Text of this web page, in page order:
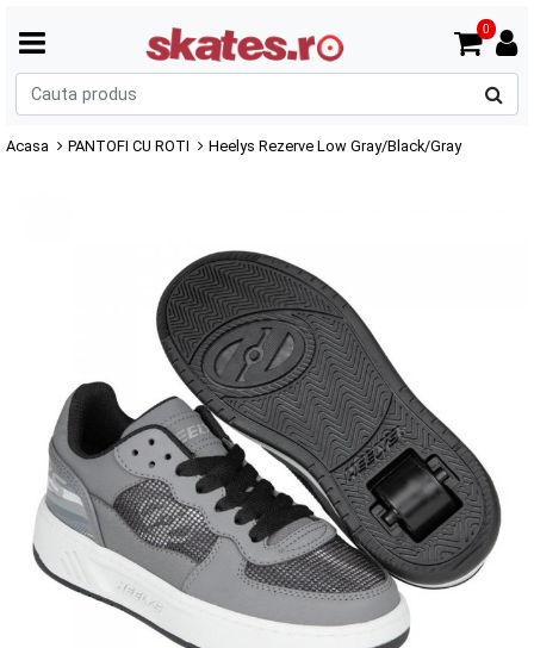
0
Acasa PANTOFI CU ROTI Heelys Rezerve Low Gray/Black/Gray